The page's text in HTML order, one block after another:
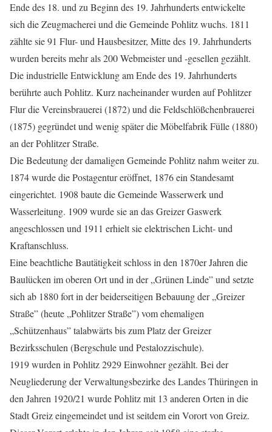
Ende des 18. und zu Beginn des 19. Jahrhunderts entwickelte
sich die Zeugmacherei und die Gemeinde Pohlitz wuchs. 1811
zählte sie 91 Flur- und Hausbesitzer, Mitte des 19. Jahrhunderts
wurden bereits mehr als 200 Webmeister und -gesellen gezählt.
Die industrielle Entwicklung am Ende des 19. Jahrhunderts
berührte auch Pohlitz. Kurz nacheinander wurden auf Pohlitzer
Flur die Vereinsbrauerei (1872) und die Feldschlößchenbrauerei
(1875) gegründet und wenig später die Möbelfabrik Fülle (1880)
an der Pohlitzer Straße.
Die Bedeutung der damaligen Gemeinde Pohlitz nahm weiter zu.
1874 wurde die Postagentur eröffnet, 1876 ein Standesamt
eingerichtet. 1908 baute die Gemeinde Wasserwerk und
Wasserleitung. 1909 wurde sie an das Greizer Gaswerk
angeschlossen und 1911 erhielt sie elektrischen Licht- und
Kraftanschluss.
Eine beachtliche Bautätigkeit schloss in den 1870er Jahren die
Baulücken im oberen Ort und in der „Grünen Linde” und setzte
sich ab 1880 fort in der beiderseitigen Bebauung der „Greizer
Straße” (heute „Pohlitzer Straße”) vom ehemaligen
„Schützenhaus” talabwärts bis zum Platz der Greizer
Bezirksschulen (Bergschule und Pestalozzischule).
1919 wurden in Pohlitz 2929 Einwohner gezählt. Bei der
Neugliederung der Verwaltungsbezirke des Landes Thüringen in
den Jahren 1920/21 wurde Pohlitz mit 13 anderen Orten in die
Stadt Greiz eingemeindet und ist seitdem ein Vorort von Greiz.